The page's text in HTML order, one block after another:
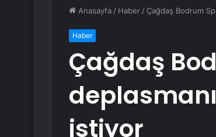
Anasayfa / Haber / Çağdaş Bodrum
Haber
Çağdaş
istiyor